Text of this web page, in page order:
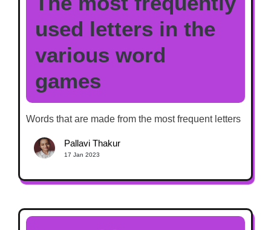
used letters in the
various word
games
Words that are made from the most frequent letters
Pallavi Thakur
17 Jan 2023